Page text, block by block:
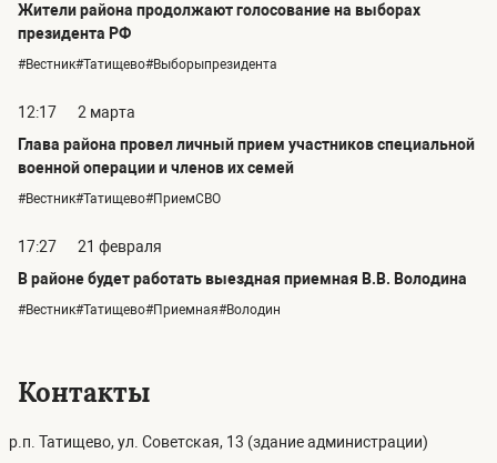
Жители района продолжают голосование на выборах
президента РФ
#Вестник#Татищево#Выборыпрезидента
12:17
2 марта
Глава района провел личный прием участников специальной
военной операции и членов их семей
#Вестник#Татищево#ПриемСВО
17:27
21 февраля
В районе будет работать выездная приемная В.В. Володина
#Вестник#Татищево#Приемная#Володин
Контакты
р.п. Татищево, ул. Советская, 13 (здание администрации)